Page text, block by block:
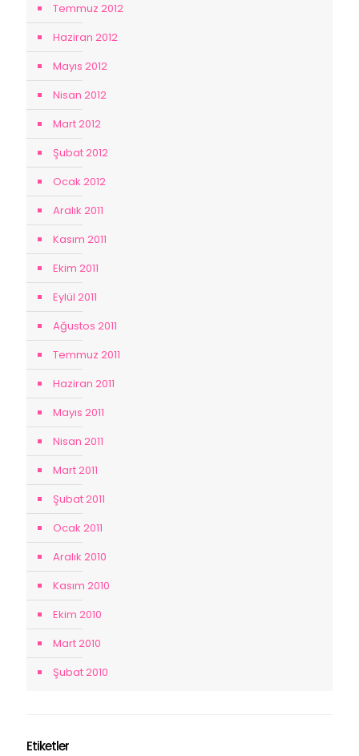
Temmuz 2012
Haziran 2012
Mayıs 2012
Nisan 2012
Mart 2012
Şubat 2012
Ocak 2012
Aralık 2011
Kasım 2011
Ekim 2011
Eylül 2011
Ağustos 2011
Temmuz 2011
Haziran 2011
Mayıs 2011
Nisan 2011
Mart 2011
Şubat 2011
Ocak 2011
Aralık 2010
Kasım 2010
Ekim 2010
Mart 2010
Şubat 2010
Etiketler